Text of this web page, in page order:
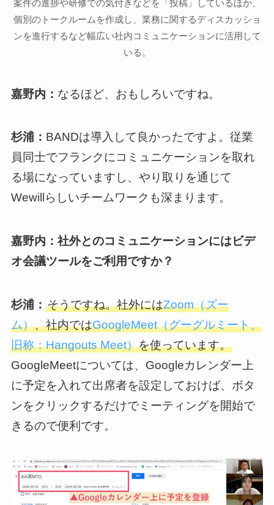
案件の進捗や研修での気付きなどを「投稿」しているほか、
個別のトークルームを作成し、業務に関するディスカッショ
ンを進行するなど幅広い社内コミュニケーションに活用して
いる。
嘉野内： なるほど、おもしろいですね。
杉浦： BANDは導入して良かったですよ。従業
員同士でフランクにコミュニケーションを取れ
る場になっていますし、やり取りを通じて
Wewillらしいチームワークも深まります。
嘉野内：社外とのコミュニケーションにはビデ
オ会議ツールをご利用ですか？
杉浦： そうですね。社外にはZoom（ズー
ム）、社内ではGoogleMeet（グーグルミート、
旧称：Hangouts Meet）を使っています。
GoogleMeetについては、Googleカレンダー上
に予定を入れて出席者を設定しておけば、ボタ
ンをクリックするだけでミーティングを開始で
きるので便利です。